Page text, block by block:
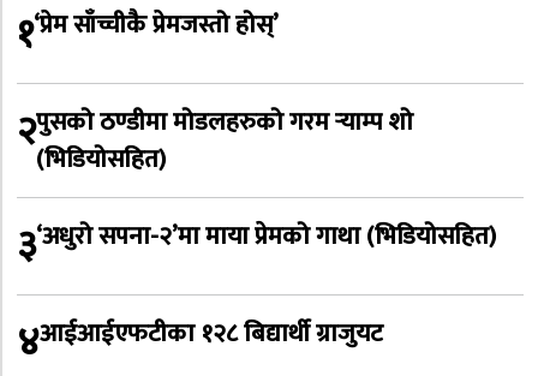
१‘प्रेम साँच्चीकै प्रेमजस्तो होस्’
२पुसको ठण्डीमा मोडलहरुको गरम र्‍याम्प शो
(भिडियोसहित)
३‘अधुरो सपना-२’मा माया प्रेमको गाथा (भिडियोसहित)
४आईआईएफटीका १२८ बिद्यार्थी ग्राजुयट